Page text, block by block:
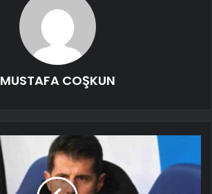
MUSTAFA COŞKUN